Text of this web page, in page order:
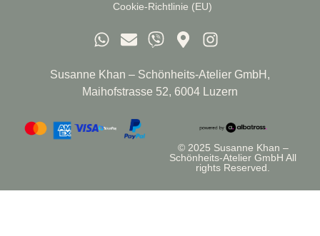
Cookie-Richtlinie (EU)
Susanne Khan – Schönheits-Atelier GmbH,
Maihofstrasse 52, 6004 Luzern
© 2025 Susanne Khan –
Schönheits-Atelier GmbH All
rights Reserved.